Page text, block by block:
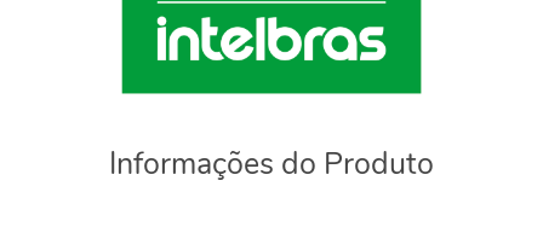
Informações do Produto